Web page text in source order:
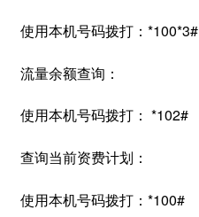
使用本机号码拨打：*100*3#
流量余额查询：
使用本机号码拨打： *102#
查询当前资费计划：
使用本机号码拨打：*100#